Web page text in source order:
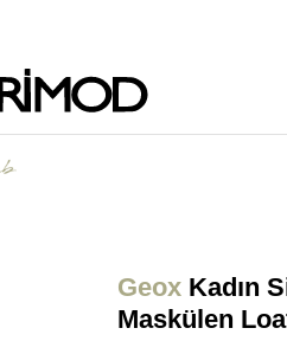
GeoxKadın
Maskülen